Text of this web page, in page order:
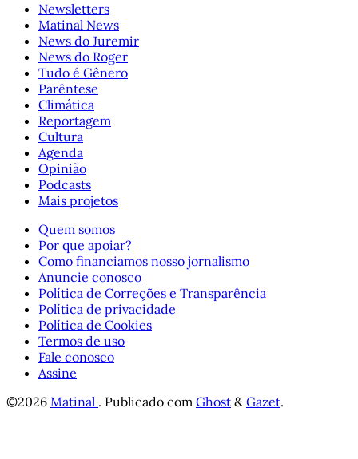
Newsletters
Matinal News
News do Juremir
News do Roger
Tudo é Gênero
Parêntese
Climática
Reportagem
Cultura
Agenda
Opinião
Podcasts
Mais projetos
Quem somos
Por que apoiar?
Como financiamos nosso jornalismo
Anuncie conosco
Política de Correções e Transparência
Política de privacidade
Política de Cookies
Termos de uso
Fale conosco
Assine
©2026 Matinal . Publicado com Ghost &Gazet.